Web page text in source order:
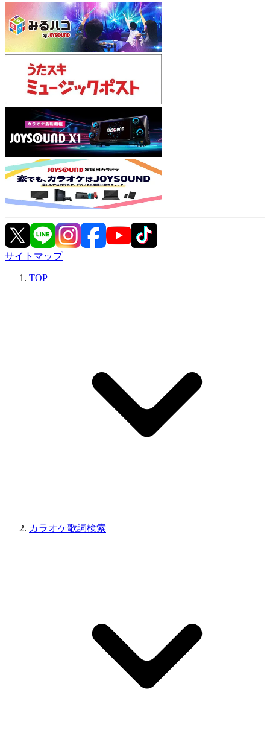
サイトマップ
TOP
カラオケ歌詞検索